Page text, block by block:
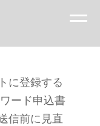
に登録する
ード申込書
信前に見直